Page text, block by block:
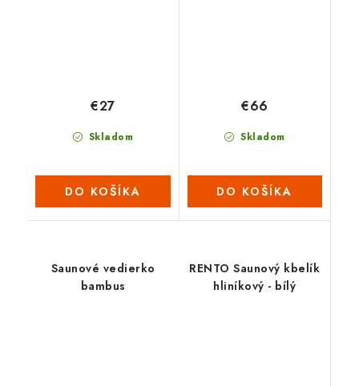
Skladom
€27
DO KOŠÍKA
Skladom
€66
DO KOŠÍKA
Saunové vedierko
bambus
RENTO Saunový kbelík
hliníkový - bílý